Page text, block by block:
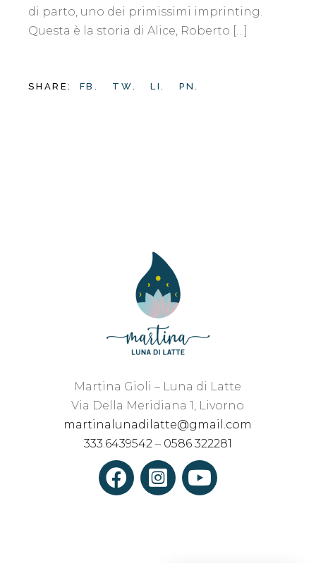
di parto, uno dei primissimi imprinting.
Questa è la storia di Alice, Roberto […]
SHARE: FB. TW. LI. PN.
Martina Gioli – Luna di Latte
Via Della Meridiana 1, Livorno
martinalunadilatte@gmail.com
333.6439542– 0586 322281